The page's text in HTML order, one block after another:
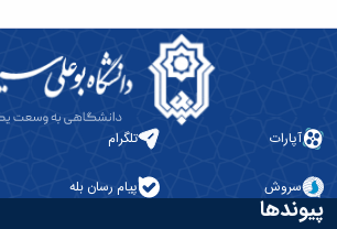
آپارات تلگرام
سروش پیام رسان بله
پیوندها